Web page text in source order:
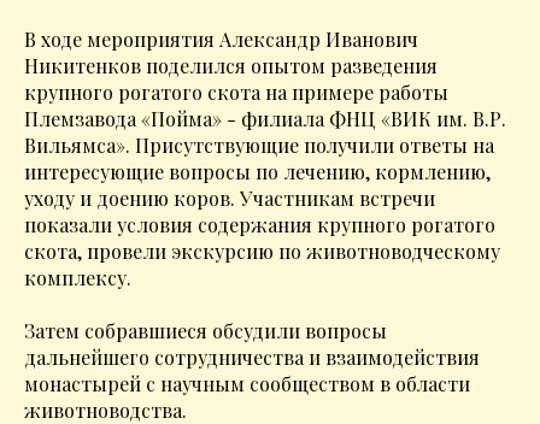
В ходе мероприятия Александр Иванович
Никитенков поделился опытом разведения
крупного рогатого скота на примере работы
Племзавода «Пойма» - филиала ФНЦ «ВИК им. В.Р.
Вильямса». Присутствующие получили ответы на
интересующие вопросы по лечению, кормлению,
уходу и доению коров. Участникам встречи
показали условия содержания крупного рогатого
скота, провели экскурсию по животноводческому
комплексу.
Затем собравшиеся обсудили вопросы
дальнейшего сотрудничества и взаимодействия
монастырей с научным сообществом в области
животноводства.